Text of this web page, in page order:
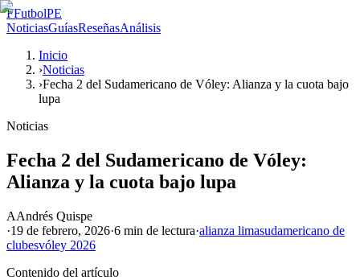
FFutbolPE
NoticiasGuíasReseñasAnálisis
Inicio
›Noticias
›Fecha 2 del Sudamericano de Vóley: Alianza y la cuota bajo
lupa
Noticias
Fecha 2 del Sudamericano de Vóley:
Alianza y la cuota bajo lupa
AAndrés Quispe
·19 de febrero, 2026·6 min de lectura·alianza limasudamericano de
clubesvóley 2026
Contenido del artículo